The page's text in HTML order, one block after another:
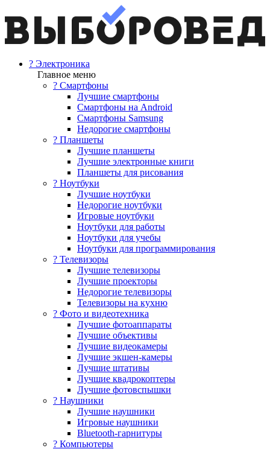
? Электроника
Главное меню
? Смартфоны
Лучшие смартфоны
Смартфоны на Android
Смартфоны Samsung
Недорогие смартфоны
? Планшеты
Лучшие планшеты
Лучшие электронные книги
Планшеты для рисования
? Ноутбуки
Лучшие ноутбуки
Недорогие ноутбуки
Игровые ноутбуки
Ноутбуки для работы
Ноутбуки для учебы
Ноутбуки для программирования
? Телевизоры
Лучшие телевизоры
Лучшие проекторы
Недорогие телевизоры
Телевизоры на кухню
? Фото и видеотехника
Лучшие фотоаппараты
Лучшие объективы
Лучшие видеокамеры
Лучшие экшен-камеры
Лучшие штативы
Лучшие квадрокоптеры
Лучшие фотовспышки
? Наушники
Лучшие наушники
Игровые наушники
Bluetooth-гарнитуры
?️ Компьютеры